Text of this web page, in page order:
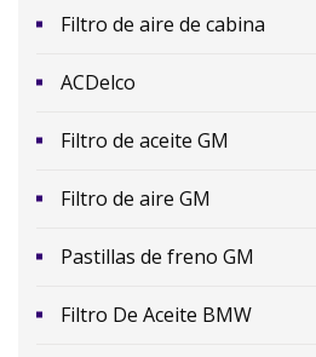
Filtro de aire de cabina
ACDelco
Filtro de aceite GM
Filtro de aire GM
Pastillas de freno GM
Filtro De Aceite BMW